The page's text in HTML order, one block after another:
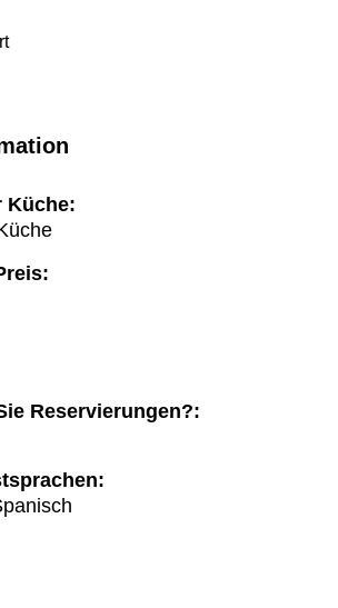
Küche:
Reservierungen?: